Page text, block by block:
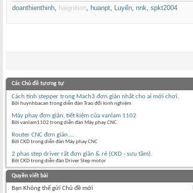
doanthienthinh, haignition, huanpt, Luyến, nnk, spkt2004
Các Chủ đề tương tự
Cách tính stepper trong Mach3 đơn giản nhất cho ai mới chơi.
Bởi huynhbacan trong diễn đàn Trao đổi kinh nghiệm
Máy phay đơn giản, tiết kiệm của vanlam 1102
Bởi vanlam1102 trong diễn đàn Máy phay CNC
Router CNC đơn giản....
Bởi CKD trong diễn đàn Máy phay CNC
2 phas step driver rất đơn giản & rẻ (CKD - sưu tầm).
Bởi CKD trong diễn đàn Driver Step motor
Quyền viết bài
Bạn Không thể gửi Chủ đề mới